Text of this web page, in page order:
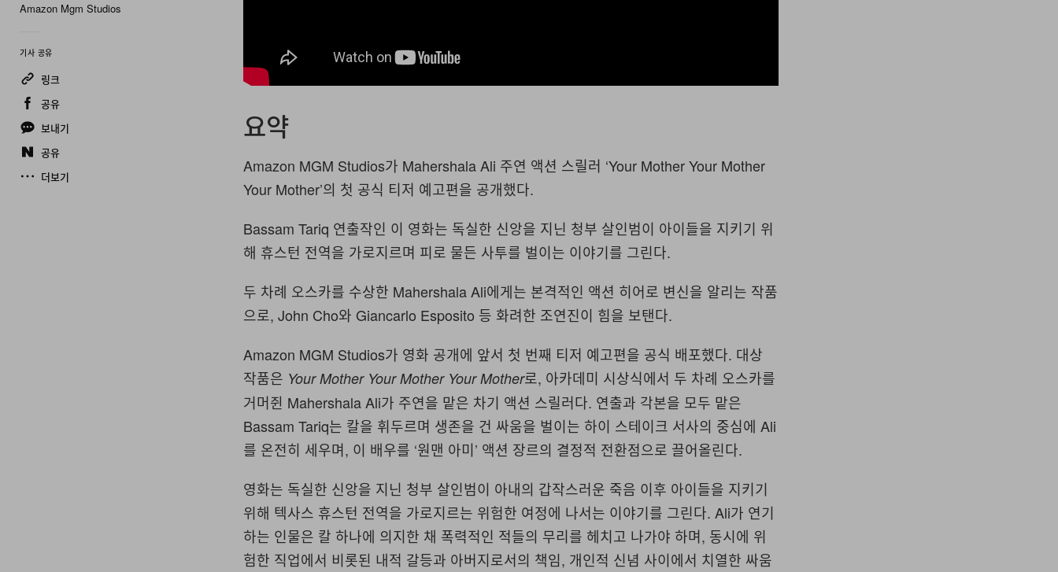
Amazon Mgm Studios
기사 공유
링크
공유
보내기
공유
더보기
요약
Amazon MGM Studios가 Mahershala Ali 주연 액션 스릴러 ‘Your Mother Your Mother
Your Mother’의 첫 공식 티저 예고편을 공개했다.
Bassam Tariq 연출작인 이 영화는 독실한 신앙을 지닌 청부 살인범이 아이들을 지키기 위
해 휴스턴 전역을 가로지르며 피로 물든 사투를 벌이는 이야기를 그린다.
두 차례 오스카를 수상한 Mahershala Ali에게는 본격적인 액션 히어로 변신을 알리는 작품
으로, John Cho와 Giancarlo Esposito 등 화려한 조연진이 힘을 보탠다.
Amazon MGM Studios가 영화 공개에 앞서 첫 번째 티저 예고편을 공식 배포했다. 대상
작품은 Your Mother Your Mother Your Mother로, 아카데미 시상식에서 두 차례 오스카를
거머쥔 Mahershala Ali가 주연을 맡은 차기 액션 스릴러다. 연출과 각본을 모두 맡은
Bassam Tariq는 칼을 휘두르며 생존을 건 싸움을 벌이는 하이 스테이크 서사의 중심에 Ali
를 온전히 세우며, 이 배우를 ‘원맨 아미’ 액션 장르의 결정적 전환점으로 끌어올린다.
영화는 독실한 신앙을 지닌 청부 살인범이 아내의 갑작스러운 죽음 이후 아이들을 지키기
위해 텍사스 휴스턴 전역을 가로지르는 위험한 여정에 나서는 이야기를 그린다. Ali가 연기
하는 인물은 칼 하나에 의지한 채 폭력적인 적들의 무리를 헤치고 나가야 하며, 동시에 위
험한 직업에서 비롯된 내적 갈등과 아버지로서의 책임, 개인적 신념 사이에서 치열한 싸움